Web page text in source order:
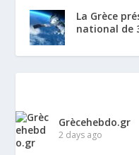
La Grèce
national de
Grècehebdo.gr
2 days ago